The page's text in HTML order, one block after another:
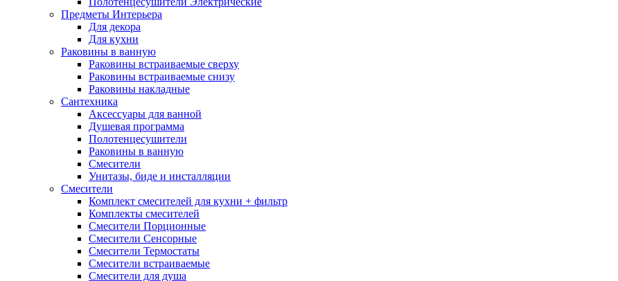
Предметы Интерьера
Для декора
Для кухни
Раковины в ванную
Раковины встраиваемые сверху
Раковины встраиваемые снизу
Раковины накладные
Сантехника
Аксессуары для ванной
Душевая программа
Полотенцесушители
Раковины в ванную
Смесители
Унитазы, биде и инсталляции
Смесители
Комплект смесителей для кухни + фильтр
Комплекты смесителей
Смесители Порционные
Смесители Сенсорные
Смесители Термостаты
Смесители встраиваемые
Смесители для душа